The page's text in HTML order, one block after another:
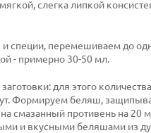
слегка липкой
специи, перемешиваем до
- примерно 30-50 мл.
для этого
Формируем беляш,
смазанный противень на 20
и вкусными беляшами из